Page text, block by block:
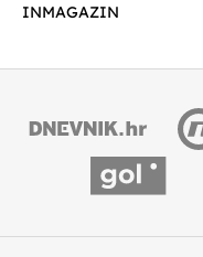
INMAGAZIN